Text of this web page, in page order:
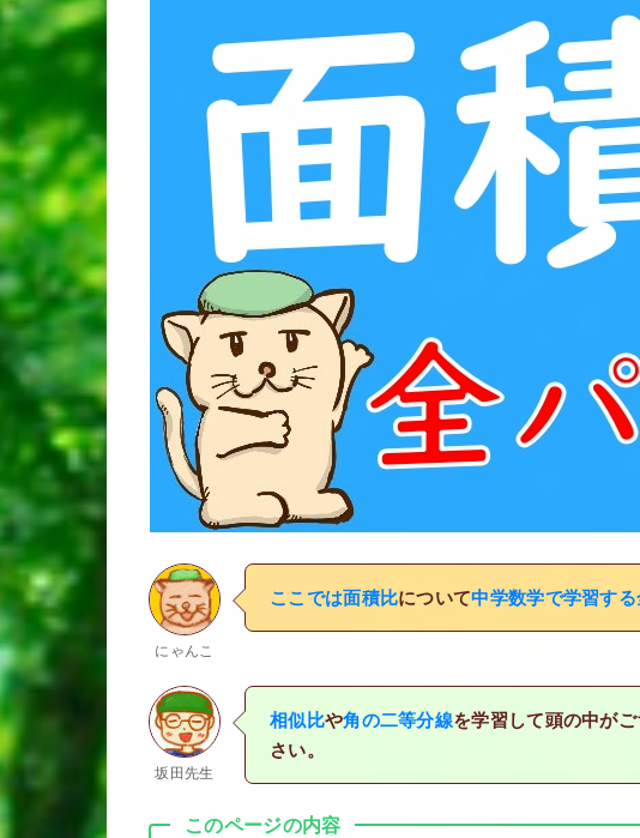
にゃんこ
ここでは面積比について中学数学で学習す
坂田先生
相似比や角の二等分線を学習して頭の中が
さい。
このページの内容